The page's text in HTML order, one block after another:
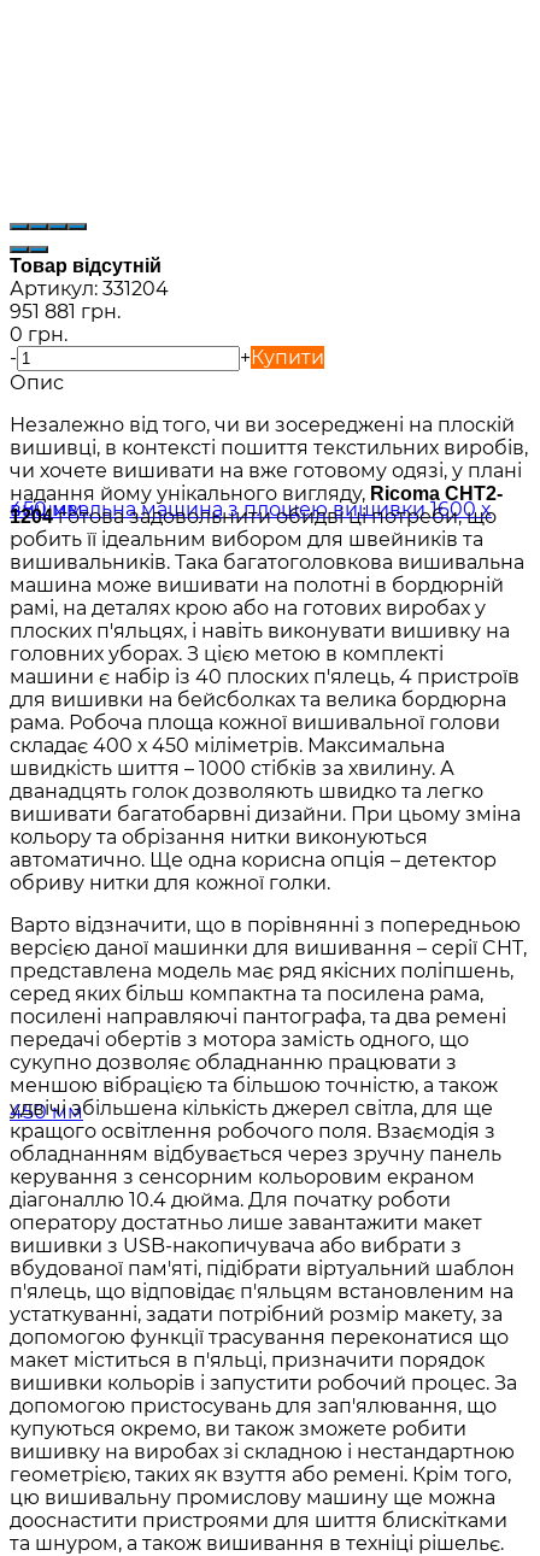
Товар відсутній
Артикул: 331204
951 881 грн.
0 грн.
-
+Купити
Опис
Незалежно від того, чи ви зосереджені на плоскій
вишивці, в контексті пошиття текстильних виробів,
чи хочете вишивати на вже готовому одязі, у плані
надання йому унікального вигляду, Ricoma CHT2-
1204готова задовольнити обидві ці потреби, що
робить її ідеальним вибором для швейників та
вишивальників. Така багатоголовкова вишивальна
машина може вишивати на полотні в бордюрній
рамі, на деталях крою або на готових виробах у
плоских п'яльцях, і навіть виконувати вишивку на
головних уборах. З цією метою в комплекті
машини є набір із 40 плоских п'ялець, 4 пристроїв
для вишивки на бейсболках та велика бордюрна
рама. Робоча площа кожної вишивальної голови
складає 400 х 450 міліметрів. Максимальна
швидкість шиття – 1000 стібків за хвилину. А
дванадцять голок дозволяють швидко та легко
вишивати багатобарвні дизайни. При цьому зміна
кольору та обрізання нитки виконуються
автоматично. Ще одна корисна опція – детектор
обриву нитки для кожної голки.
Варто відзначити, що в порівнянні з попередньою
версією даної машинки для вишивання – серії CHT,
представлена модель має ряд якісних поліпшень,
серед яких більш компактна та посилена рама,
посилені направляючі пантографа, та два ремені
передачі обертів з мотора замість одного, що
сукупно дозволяє обладнанню працювати з
меншою вібрацією та більшою точністю, а також
удвічі збільшена кількість джерел світла, для ще
кращого освітлення робочого поля. Взаємодія з
обладнанням відбувається через зручну панель
керування з сенсорним кольоровим екраном
діагоналлю 10.4 дюйма. Для початку роботи
оператору достатньо лише завантажити макет
вишивки з USB-накопичувача або вибрати з
вбудованої пам'яті, підібрати віртуальний шаблон
п'ялець, що відповідає п'яльцям встановленим на
устаткуванні, задати потрібний розмір макету, за
допомогою функції трасування переконатися що
макет міститься в п'яльці, призначити порядок
вишивки кольорів і запустити робочий процес. За
допомогою пристосувань для зап'ялювання, що
купуються окремо, ви також зможете робити
вишивку на виробах зі складною і нестандартною
геометрією, таких як взуття або ремені. Крім того,
цю вишивальну промислову машину ще можна
дооснастити пристроями для шиття блискітками
та шнуром, а також вишивання в техніці рішельє.